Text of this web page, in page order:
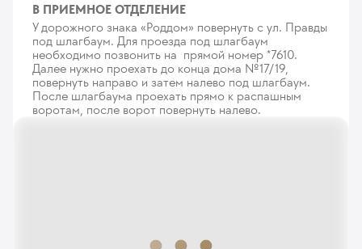
В ПРИЕМНОЕ ОТДЕЛЕНИЕ
У дорожного знака «Роддом» повернуть с ул. Правды
под шлагбаум. Для проезда под шлагбаум
необходимо позвонить на прямой номер *7610.
Далее нужно проехать до конца дома №17/19,
повернуть направо и затем налево под шлагбаум.
После шлагбаума проехать прямо к распашным
воротам, после ворот повернуть налево.